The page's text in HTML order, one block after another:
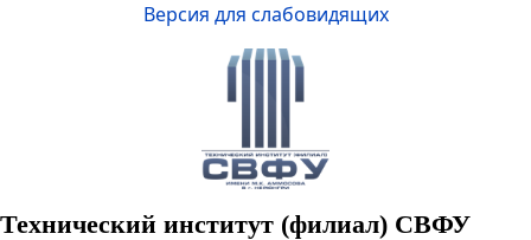
Версия для слабовидящих
Технический институт (филиал) СВФУ